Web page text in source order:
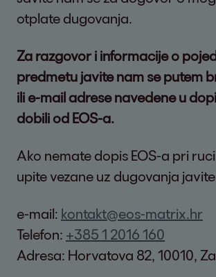
otplate dugovanja.
Za razgovor i informacije o
predmetu javite nam se putem
ili e-mail adrese navedene u
dobili od EOS-a.
Ako nemate dopis EOS-a pri
upite vezane uz dugovanja
e-mail: kontakt@eos-matrix.hr
Telefon: +385 1 2016 160
Adresa: Horvatova 82, 10010,